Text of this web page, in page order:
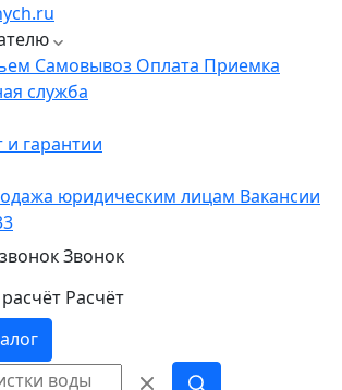
Самовывоз Оплата Приемка
служба
гарантии
юридическим лицам Вакансии
Звонок
Расчёт